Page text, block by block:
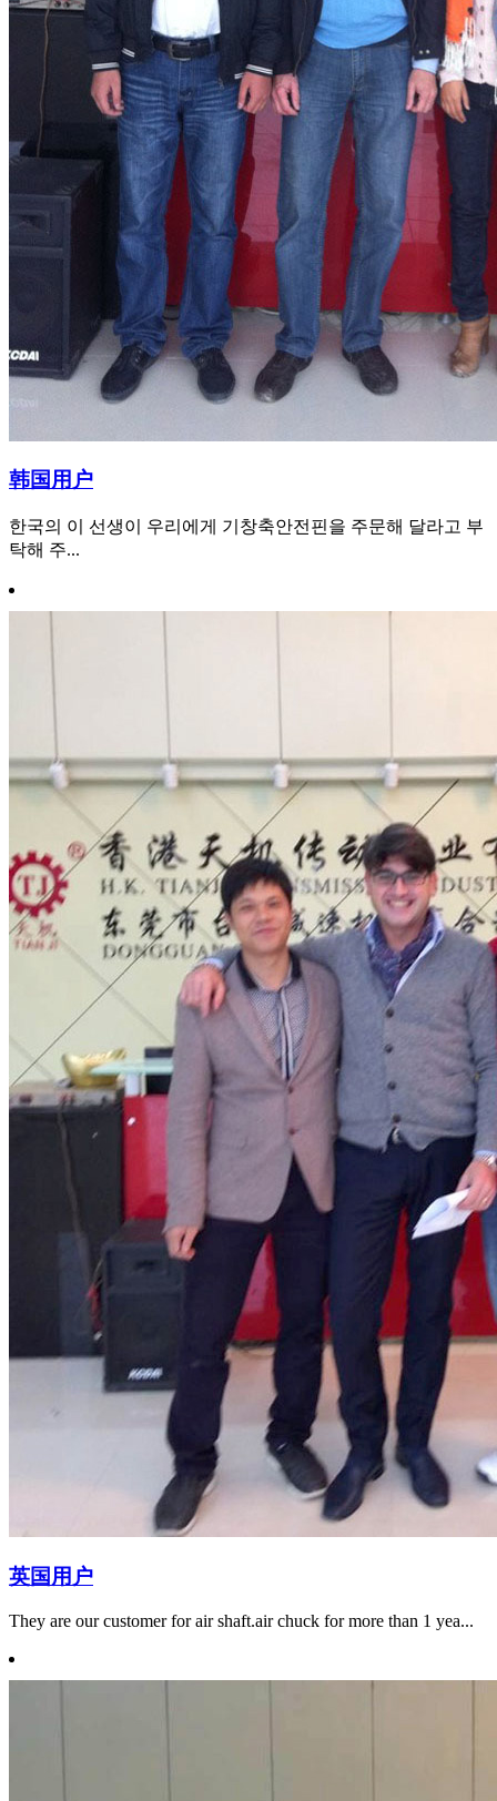
韩国用户
한국의 이 선생이 우리에게 기창축안전핀을 주문해 달라고 부
탁해 주...
英国用户
They are our customer for air shaft.air chuck for more than 1 yea...